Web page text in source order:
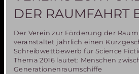
DER RAUMFAHRT
Der Verein zur Förderung der
veranstaltet jährlich einen
Schreibwettbewerb für Science
Thema 2016 lautet: Menschen
Generationenraumschiffe